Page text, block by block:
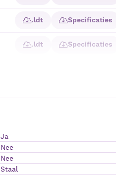
.ldt Specificaties
.ldt Specificaties
Ja
Nee
Nee
Staal